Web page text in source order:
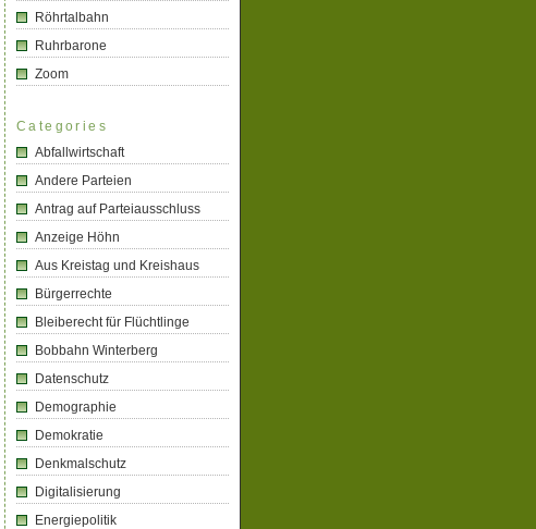
Röhrtalbahn
Ruhrbarone
Zoom
Categories
Abfallwirtschaft
Andere Parteien
Antrag auf Parteiausschluss
Anzeige Höhn
Aus Kreistag und Kreishaus
Bürgerrechte
Bleiberecht für Flüchtlinge
Bobbahn Winterberg
Datenschutz
Demographie
Demokratie
Denkmalschutz
Digitalisierung
Energiepolitik